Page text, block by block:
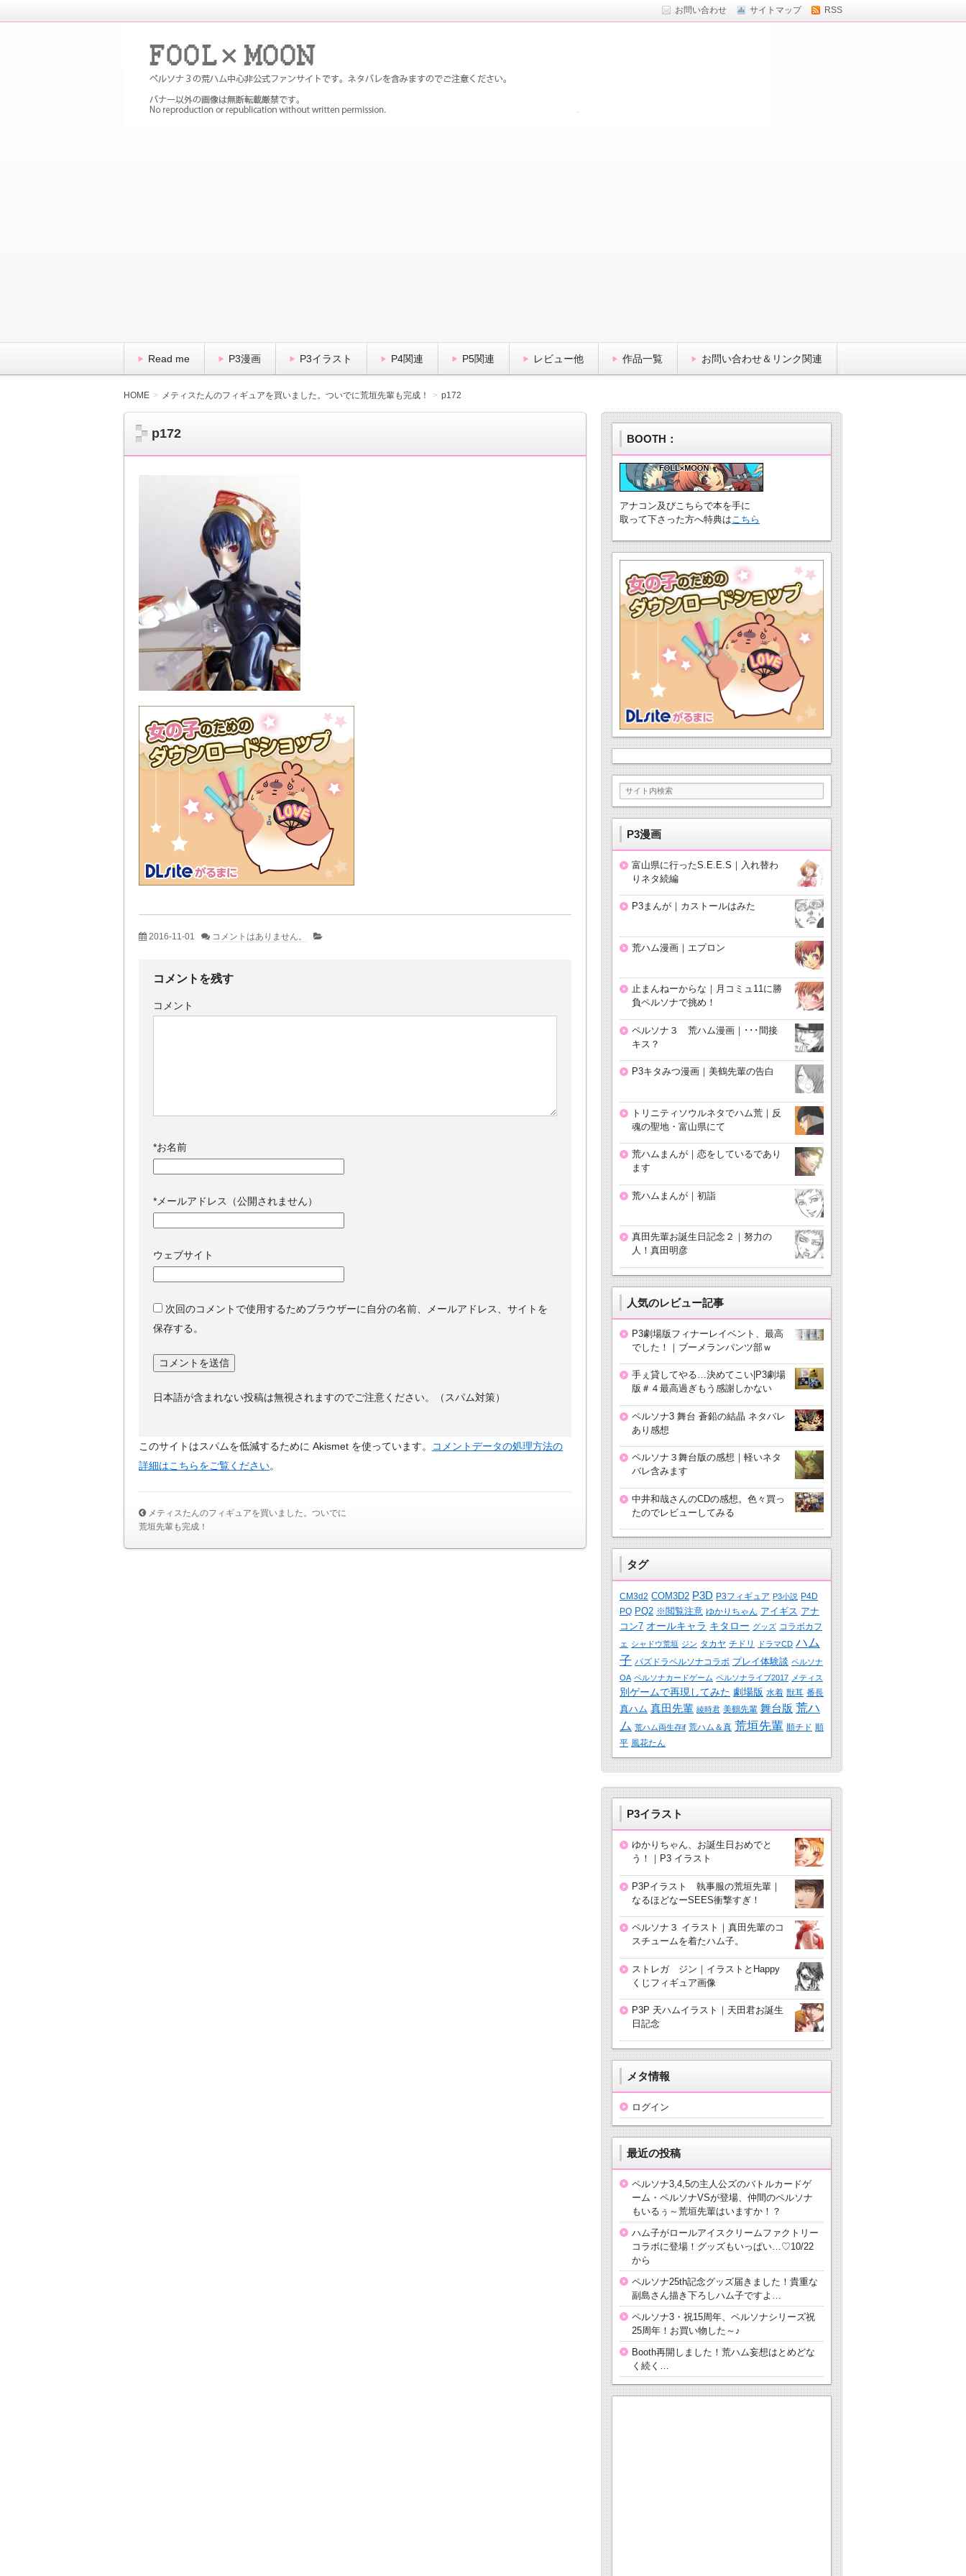
お問い合わせ サイトマップ RSS
FOOL×MOON｜ペルソナ3 荒ハム中心同人ファンサイト
Read me P3漫画 P3イラスト P4関連 P5関連 レビュー他 作品一覧 お問い合わせ＆リンク関連
HOME メティスたんのフィギュアを買いました。ついでに荒垣先輩も完成！ p172
p172
2016-11-01 コメントはありません。
コメントを残す
コメント
*お名前
*メールアドレス（公開されません）
ウェブサイト
次回のコメントで使用するためブラウザーに自分の名前、メールアドレス、サイトを
保存する。
日本語が含まれない投稿は無視されますのでご注意ください。（スパム対策）
このサイトはスパムを低減するために Akismet を使っています。
コメントデータの処理方法の
詳細はこちらをご覧ください。
メティスたんのフィギュアを買いました。ついでに
荒垣先輩も完成！
BOOTH：
アナコン及びこちらで本を手に
取って下さった方へ特典は こちら
P3漫画
富山県に行ったS.E.E.S｜入れ替わ
りネタ続編
P3まんが｜カストールはみた
荒ハム漫画｜エプロン
止まんねーからな｜月コミュ11に勝
負ペルソナで挑め！
ペルソナ３ 荒ハム漫画｜･･･間接
キス？
P3キタみつ漫画｜美鶴先輩の告白
トリニティソウルネタでハム荒｜反
魂の聖地・富山県にて
荒ハムまんが｜恋をしているであり
ます
荒ハムまんが｜初詣
真田先輩お誕生日記念２｜努力の
人！真田明彦
人気のレビュー記事
P3劇場版フィナーレイベント、最高
でした！｜ブーメランパンツ部ｗ
手ぇ貸してやる…決めてこい|P3劇場
版＃４最高過ぎもう感謝しかない
ペルソナ3 舞台 蒼鉛の結晶 ネタバレ
あり感想
ペルソナ３舞台版の感想｜軽いネタ
バレ含みます
中井和哉さんのCDの感想。色々買っ
たのでレビューしてみる
タグ
CM3d2 COM3D2 P3D P3フィギュア P3小説 P4D
PQ PQ2 ※閲覧注意 ゆかりちゃん アイギス アナ
コン7 オールキャラ キタロー グッズ コラボカフ
ェ シャドウ荒垣 ジン タカヤ チドリ ドラマCD ハム
子 パズドラペルソナコラボ プレイ体験談 ペルソナ
OA ペルソナカードゲーム ペルソナライブ2017 メティス
別ゲームで再現してみた 劇場版 水着 獣耳 番長
真ハム 真田先輩 綾時君 美鶴先輩 舞台版 荒ハ
ム 荒ハム両生存if 荒ハム＆真 荒垣先輩 順チド 順
平 風花たん
P3イラスト
ゆかりちゃん、お誕生日おめでと
う！｜P3 イラスト
P3Pイラスト 執事服の荒垣先輩｜
なるほどなーSEES衝撃すぎ！
ペルソナ３ イラスト｜真田先輩のコ
スチュームを着たハム子。
ストレガ ジン｜イラストとHappy
くじフィギュア画像
P3P 天ハムイラスト｜天田君お誕生
日記念
メタ情報
ログイン
最近の投稿
ペルソナ3,4,5の主人公ズのバトルカードゲ
ーム・ペルソナVSが登場、仲間のペルソナ
もいるぅ～荒垣先輩はいますか！？
ハム子がロールアイスクリームファクトリー
コラボに登場！グッズもいっぱい…♡10/22
から
ペルソナ25th記念グッズ届きました！貴重な
副島さん描き下ろしハム子ですよ…
ペルソナ3・祝15周年、ペルソナシリーズ祝
25周年！お買い物した～♪
Booth再開しました！荒ハム妄想はとめどな
く続く…